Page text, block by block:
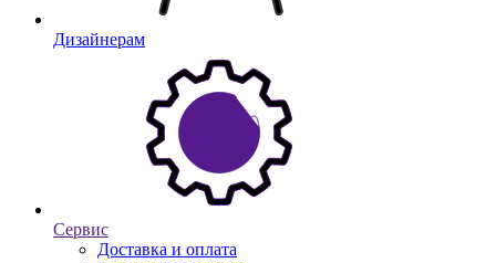
Дизайнерам
Сервис
Доставка и оплата